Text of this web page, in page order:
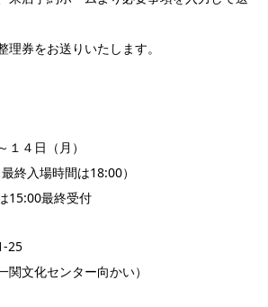
券をお送りいたします。
１４日（月）
終入場時間は18:00）
15:00最終受付
25
文化センター向かい）